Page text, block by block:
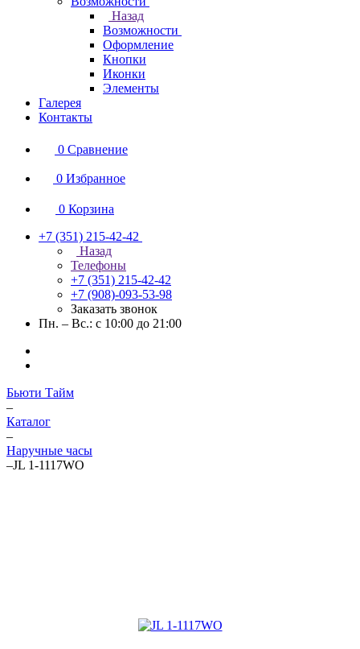
Назад
Возможности
Оформление
Кнопки
Иконки
Элементы
Галерея
Контакты
0 Сравнение
0 Избранное
0 Корзина
+7 (351) 215-42-42
Назад
Телефоны
+7 (351) 215-42-42
+7 (908)-093-53-98
Заказать звонок
Пн. – Вс.: с 10:00 до 21:00
Бьюти Тайм
–
Каталог
–
Наручные часы
–JL 1-1117WO